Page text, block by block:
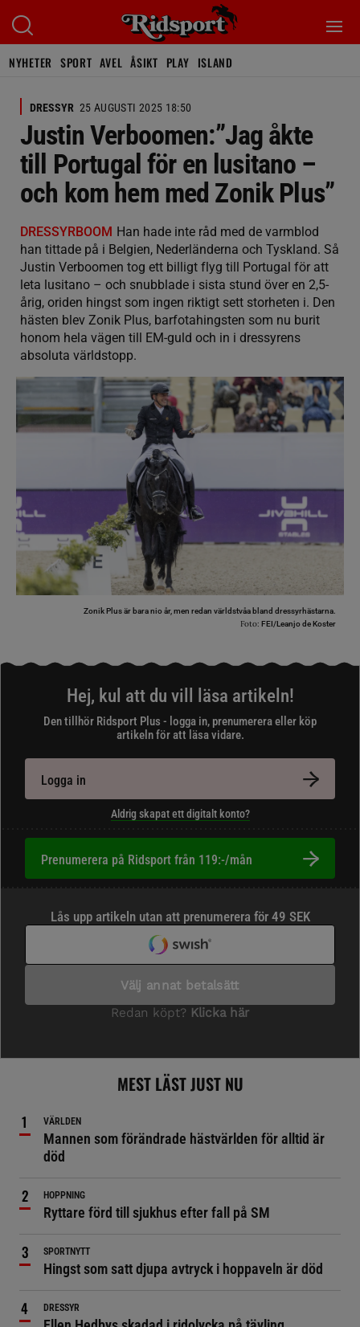
NYHETER SPORT AVEL ÅSIKT PLAY ISLAND
DRESSYR 25 AUGUSTI 2025 18:50
Justin Verboomen:”Jag åkte
till Portugal för en lusitano –
och kom hem med Zonik Plus”
DRESSYRBOOM Han hade inte råd med de varmblod
han tittade på i Belgien, Nederländerna och Tyskland. Så
Justin Verboomen tog ett billigt flyg till Portugal för att
leta lusitano – och snubblade i sista stund över en 2,5-
årig, oriden hingst som ingen riktigt sett storheten i. Den
hästen blev Zonik Plus, barfotahingsten som nu burit
honom hela vägen till EM-guld och in i dressyrens
absoluta världstopp.
Zonik Plus är bara nio år, men redan världstvåa bland dressyrhästarna.
Foto: FEI/Leanjo de Koster
Hej, kul att du vill läsa artikeln!
Den tillhör Ridsport Plus - logga in, prenumerera eller köp
artikeln för att läsa vidare.
Logga in
Aldrig skapat ett digitalt konto?
Prenumerera på Ridsport från 119:-/mån
MEST LÄST JUST NU
VÄRLDEN
Mannen som förändrade hästvärlden för alltid är
död
HOPPNING
Ryttare förd till sjukhus efter fall på SM
SPORTNYTT
Hingst som satt djupa avtryck i hoppaveln är död
DRESSYR